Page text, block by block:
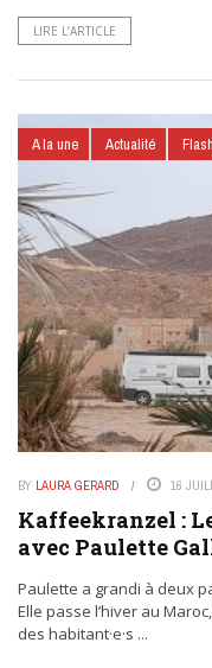
LIRE L’ARTICLE
A la une Actualité
BY LAURA GERARD 16
Kaffeekranzel :
avec Paulette
Paulette a grandi à deux
Elle passe l’hiver au
des habitant·e·s ...